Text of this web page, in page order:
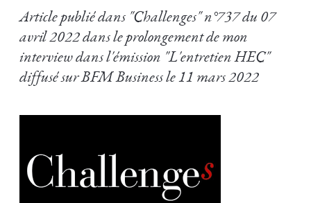
Article publié dans "Challenges" n°737 du 07
avril 2022 dans le prolongement de mon
interview dans l'émission "L'entretien HEC"
diffusé sur BFM Business le 11 mars 2022